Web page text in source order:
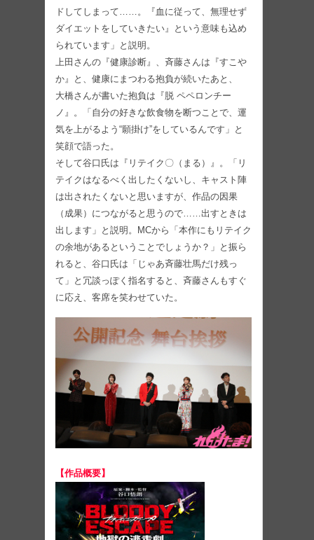
ドしてしまって……。『血に従って、無理せず
ダイエットをしていきたい』という意味も込め
られています」と説明。
上田さんの『健康診断』、斉藤さんは『すこや
か』と、健康にまつわる抱負が続いたあと、
大橋さんが書いた抱負は『脱 ペペロンチー
ノ』。「自分の好きな飲食物を断つことで、運
気を上がるよう“願掛け”をしているんです」と
笑顔で語った。
そして谷口氏は『リテイク〇（まる）』。「リ
テイクはなるべく出したくないし、キャスト陣
は出されたくないと思いますが、作品の因果
（成果）につながると思うので……出すときは
出します」と説明。MCから「本作にもリテイク
の余地があるということでしょうか？」と振ら
れると、谷口氏は「じゃあ斉藤壮馬だけ残っ
て」と冗談っぽく指名すると、斉藤さんもすぐ
に応え、客席を笑わせていた。
【作品概要】